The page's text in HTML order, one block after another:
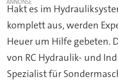
Hakt es im
komplett aus, werden
Heuer um Hilfe gebeten.
von RC Hydraulik- und
Spezialist für